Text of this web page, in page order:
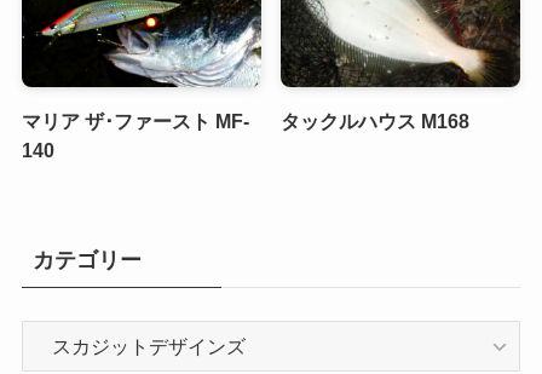
マリア ザ･ファースト MF-
140
タックルハウス M168
カテゴリー